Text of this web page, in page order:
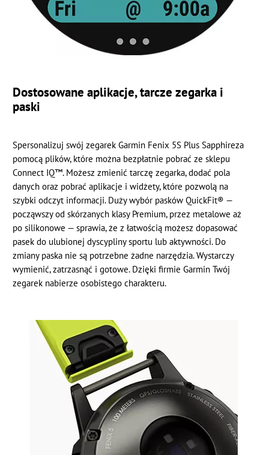
Dostosowane aplikacje, tarcze zegarka i
paski
Spersonalizuj swój zegarek Garmin Fenix 5S Plus Sapphireza
pomocą plików, które można bezpłatnie pobrać ze sklepu
Connect IQ™. Możesz zmienić tarczę zegarka, dodać pola
danych oraz pobrać aplikacje i widżety, które pozwolą na
szybki odczyt informacji. Duży wybór pasków QuickFit® —
począwszy od skórzanych klasy Premium, przez metalowe aż
po silikonowe — sprawia, że z łatwością możesz dopasować
pasek do ulubionej dyscypliny sportu lub aktywności. Do
zmiany paska nie są potrzebne żadne narzędzia. Wystarczy
wymienić, zatrzasnąć i gotowe. Dzięki firmie Garmin Twój
zegarek nabierze osobistego charakteru.